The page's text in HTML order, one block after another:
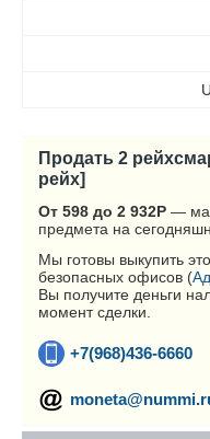
Продать 2
рейх]
От 598 до 2 932Р —
предмета на
Мы готовы выкупить
безопасных офисов (
Вы получите деньги
момент сделки.
+7(968)436-6660